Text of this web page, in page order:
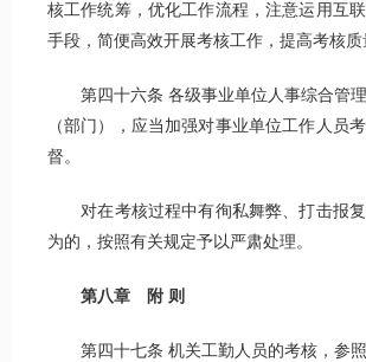
核工作统筹，优化工作流程，注意运用互
手段，简便高效开展考核工作，提高考核质
第四十六条 各级事业单位人事综合管理
（部门），应当加强对事业单位工作人员
督。
对在考核过程中有徇私舞弊、打击报复
为的，按照有关规定予以严肃处理。
第八章 附 则
第四十七条 机关工勤人员的考核，参照